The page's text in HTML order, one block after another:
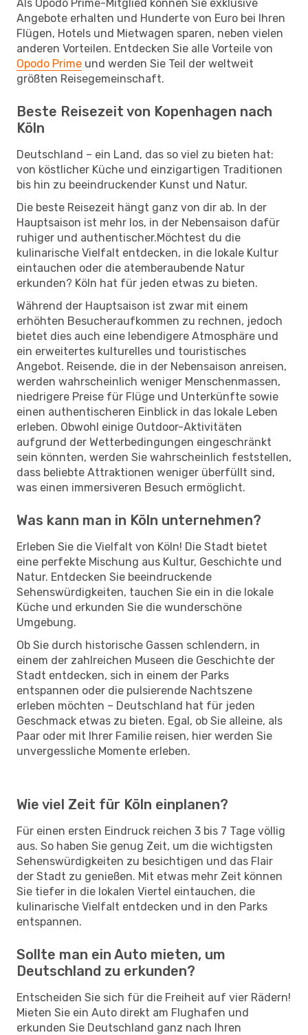
Als Opodo Prime-Mitglied können Sie exklusive
Angebote erhalten und Hunderte von Euro bei Ihren
Flügen, Hotels und Mietwagen sparen, neben vielen
anderen Vorteilen. Entdecken Sie alle Vorteile von
Opodo Prime und werden Sie Teil der weltweit
größten Reisegemeinschaft.
Beste Reisezeit von Kopenhagen nach
Köln
Deutschland – ein Land, das so viel zu bieten hat:
von köstlicher Küche und einzigartigen Traditionen
bis hin zu beeindruckender Kunst und Natur.
Die beste Reisezeit hängt ganz von dir ab. In der
Hauptsaison ist mehr los, in der Nebensaison dafür
ruhiger und authentischer.Möchtest du die
kulinarische Vielfalt entdecken, in die lokale Kultur
eintauchen oder die atemberaubende Natur
erkunden? Köln hat für jeden etwas zu bieten.
Während der Hauptsaison ist zwar mit einem
erhöhten Besucheraufkommen zu rechnen, jedoch
bietet dies auch eine lebendigere Atmosphäre und
ein erweitertes kulturelles und touristisches
Angebot. Reisende, die in der Nebensaison anreisen,
werden wahrscheinlich weniger Menschenmassen,
niedrigere Preise für Flüge und Unterkünfte sowie
einen authentischeren Einblick in das lokale Leben
erleben. Obwohl einige Outdoor-Aktivitäten
aufgrund der Wetterbedingungen eingeschränkt
sein könnten, werden Sie wahrscheinlich feststellen,
dass beliebte Attraktionen weniger überfüllt sind,
was einen immersiveren Besuch ermöglicht.
Was kann man in Köln unternehmen?
Erleben Sie die Vielfalt von Köln! Die Stadt bietet
eine perfekte Mischung aus Kultur, Geschichte und
Natur. Entdecken Sie beeindruckende
Sehenswürdigkeiten, tauchen Sie ein in die lokale
Küche und erkunden Sie die wunderschöne
Umgebung.
Ob Sie durch historische Gassen schlendern, in
einem der zahlreichen Museen die Geschichte der
Stadt entdecken, sich in einem der Parks
entspannen oder die pulsierende Nachtszene
erleben möchten – Deutschland hat für jeden
Geschmack etwas zu bieten. Egal, ob Sie alleine, als
Paar oder mit Ihrer Familie reisen, hier werden Sie
unvergessliche Momente erleben.
Wie viel Zeit für Köln einplanen?
Für einen ersten Eindruck reichen 3 bis 7 Tage völlig
aus. So haben Sie genug Zeit, um die wichtigsten
Sehenswürdigkeiten zu besichtigen und das Flair
der Stadt zu genießen. Mit etwas mehr Zeit können
Sie tiefer in die lokalen Viertel eintauchen, die
kulinarische Vielfalt entdecken und in den Parks
entspannen.
Sollte man ein Auto mieten, um
Deutschland zu erkunden?
Entscheiden Sie sich für die Freiheit auf vier Rädern!
Mieten Sie ein Auto direkt am Flughafen und
erkunden Sie Deutschland ganz nach Ihren